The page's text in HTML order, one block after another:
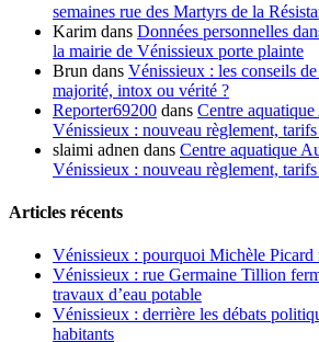
semaines rue des Martyrs de la
Karim dans Données personnelles
la mairie de Vénissieux porte plainte
Brun dans Vénissieux : les conseils
majorité, intox ou vérité ?
Reporter69200 dans Centre
Vénissieux : nouveau règlement,
slaimi adnen dans Centre aquatique
Vénissieux : nouveau règlement,
Articles récents
Vénissieux : pourquoi Michèle Picard
Vénissieux : rue Germaine Tillion
travaux d’eau potable
Vénissieux : derrière les débats
habitants